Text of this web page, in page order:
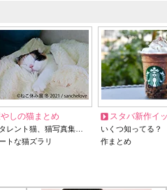
しの猫まとめ
レント猫、猫写真集…
トな猫ズラリ
スタバ新作イ
いくつ知ってる
作まとめ